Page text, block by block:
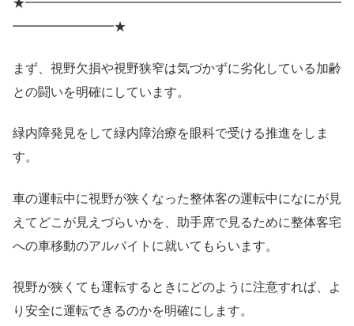
★━━━━━━━━━━━━━━━━━━━━━━━━━
━━━━━━━━★
まず、視野欠損や視野狭窄は気づかずに劣化している加齢
との闘いを明確にしています。
緑内障発見をして緑内障治療を眼科で受ける推進をしま
す。
車の運転中に視野が狭くなった整体客の運転中になにが見
えてどこが見えづらいかを、助手席で見るために整体客宅
への車移動のアルバイトに就いてもらいます。
視野が狭くても運転するときにどのように注意すれば、よ
り安全に運転できるのかを明確にします。